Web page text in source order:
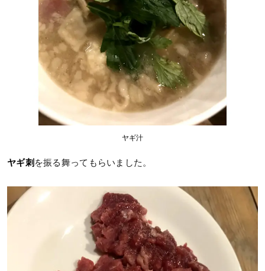
ヤギ汁
ヤギ刺 を振る舞ってもらいました。